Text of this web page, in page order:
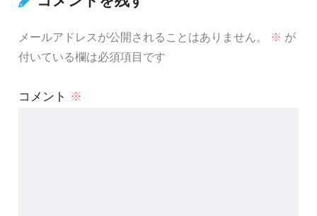
メールアドレスが公開されることはありません。 ※ が
付いている欄は必須項目です
コメント ※